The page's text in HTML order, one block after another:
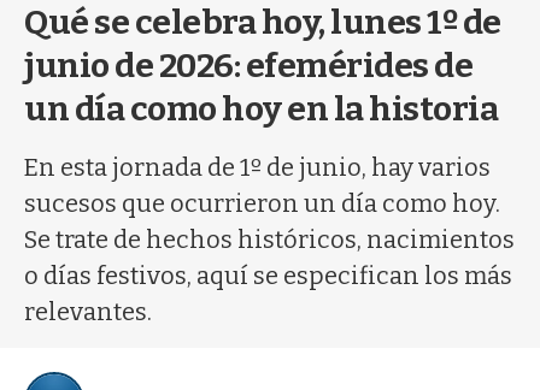
Qué se celebra hoy, lunes 1º de
junio de 2026: efemérides de
un día como hoy en la historia
En esta jornada de 1º de junio, hay varios
sucesos que ocurrieron un día como hoy.
Se trate de hechos históricos, nacimientos
o días festivos, aquí se especifican los más
relevantes.